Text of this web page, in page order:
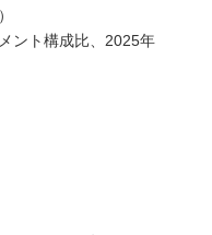
ント構成比、2025年